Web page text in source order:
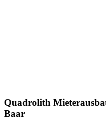
Quadrolith
Baar